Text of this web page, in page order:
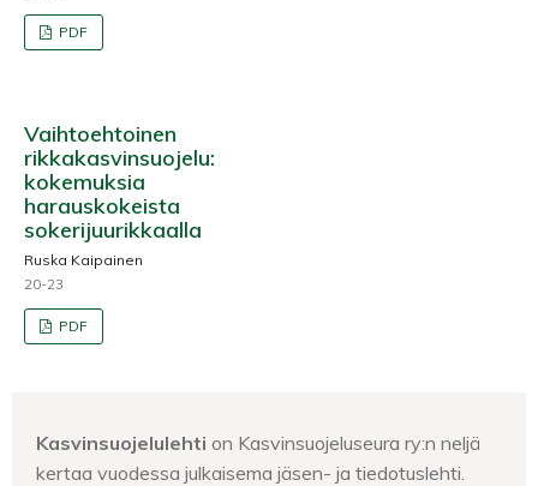
PDF
Vaihtoehtoinen
rikkakasvinsuojelu:
kokemuksia
harauskokeista
sokerijuurikkaalla
Ruska Kaipainen
20-23
PDF
Kasvinsuojelulehti on Kasvinsuojeluseura ry:n neljä
kertaa vuodessa julkaisema jäsen- ja tiedotuslehti.